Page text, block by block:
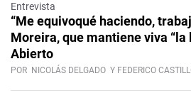
Entrevista
“Me equivoqué haciendo,
Moreira, que mantiene viva “la
Abierto
POR NICOLÁS DELGADO Y FEDERICO